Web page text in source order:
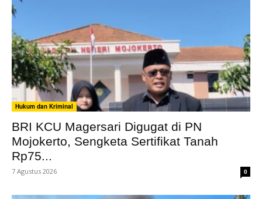
Hukum dan Kriminal
BRI KCU Magersari Digugat di PN
Mojokerto, Sengketa Sertifikat Tanah
Rp75...
7 Agustus 2026 0